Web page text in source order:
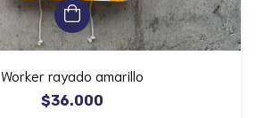
Worker rayado amarillo
$36.000